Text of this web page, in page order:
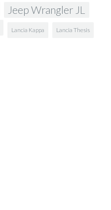
Jeep Wrangler JL
Lancia Kappa Lancia Thesis